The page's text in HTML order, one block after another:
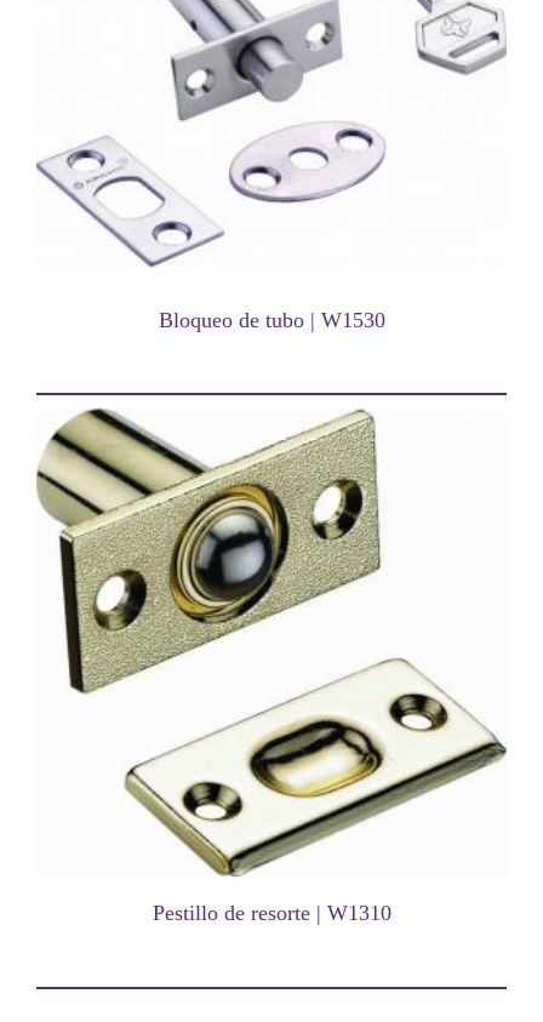
Bloqueo de tubo | W1530
Pestillo de resorte | W1310